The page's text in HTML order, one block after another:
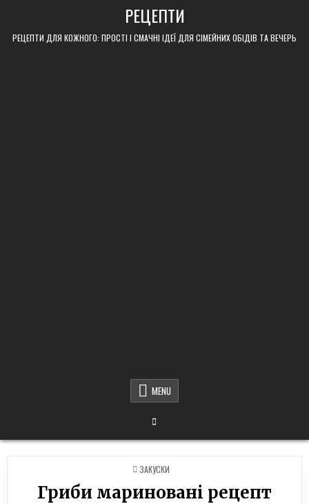
content
РЕЦЕПТИ
РЕЦЕПТИ ДЛЯ КОЖНОГО: ПРОСТІ І СМАЧНІ ІДЕЇ ДЛЯ СІМЕЙНИХ ОБІДІВ ТА ВЕЧЕРЬ
MENU
POSTED
IN
ЗАКУСКИ
Гриби мариновані рецепт